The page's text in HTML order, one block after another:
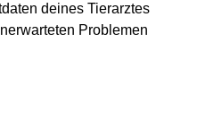
deines Tierarztes
Problemen